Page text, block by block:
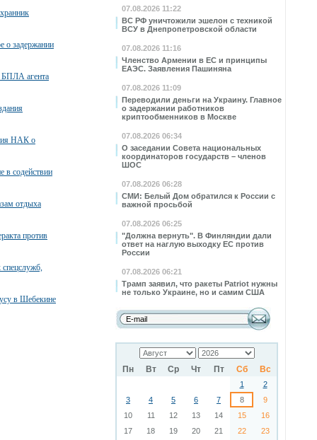
07.08.2026 11:22
ВС РФ уничтожили эшелон с техникой
ВСУ в Днепропетровской области
07.08.2026 11:16
Членство Армении в ЕС и принципы
ЕАЭС. Заявления Пашиняна
07.08.2026 11:09
Переводили деньги на Украину. Главное
о задержании работников
криптообменников в Москве
07.08.2026 06:34
О заседании Совета национальных
координаторов государств – членов
ШОС
07.08.2026 06:28
СМИ: Белый Дом обратился к России с
важной просьбой
07.08.2026 06:25
"Должна вернуть". В Финляндии дали
ответ на наглую выходку ЕС против
России
07.08.2026 06:21
Трамп заявил, что ракеты Patriot нужны
не только Украине, но и самим США
Пн Вт Ср Чт Пт Сб Вс
1
2
3
4 5 6 7 8
9
10
11 12 13 14 15
16
17
18 19 20 21 22
23
о задержании
БПЛА агента
НАК о
в содействии
отдыха
против
спецслужб,
в Шебекине